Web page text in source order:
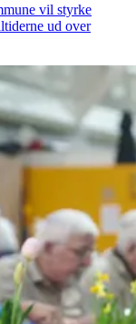
vil styrke
ud over